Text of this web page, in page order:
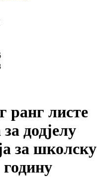
ранг листе
додјелу
за школску